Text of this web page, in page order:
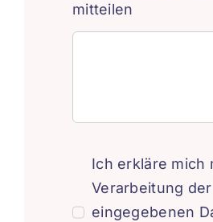
mitteilen
Ich erkläre mich
Verarbeitung der
eingegebenen